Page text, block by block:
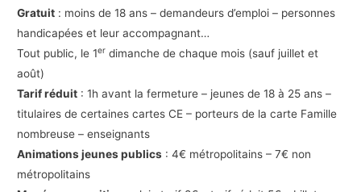
Gratuit : moins de 18 ans – demandeurs d’emploi – personnes
handicapées et leur accompagnant…
Tout public, le 1er dimanche de chaque mois (sauf juillet et
août)
Tarif réduit : 1h avant la fermeture – jeunes de 18 à 25 ans –
titulaires de certaines cartes CE – porteurs de la carte Famille
nombreuse – enseignants
Animations jeunes publics : 4€ métropolitains – 7€ non
métropolitains